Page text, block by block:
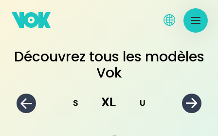
Découvrez tous les modèles
Vok
S XL U